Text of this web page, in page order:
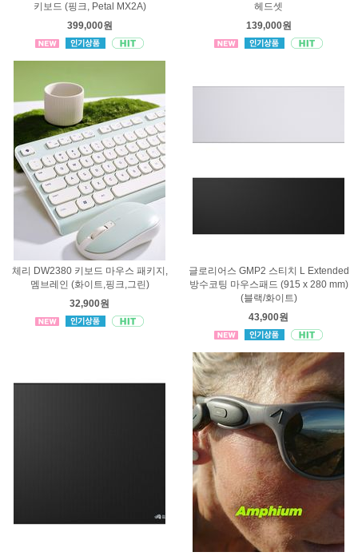
키보드 (핑크, Petal MX2A)
399,000원
헤드셋
139,000원
체리 DW2380 키보드 마우스 패키지,
멤브레인 (화이트,핑크,그린)
32,900원
글로리어스 GMP2 스티치 L Extended
방수코팅 마우스패드 (915 x 280 mm)
(블랙/화이트)
43,900원